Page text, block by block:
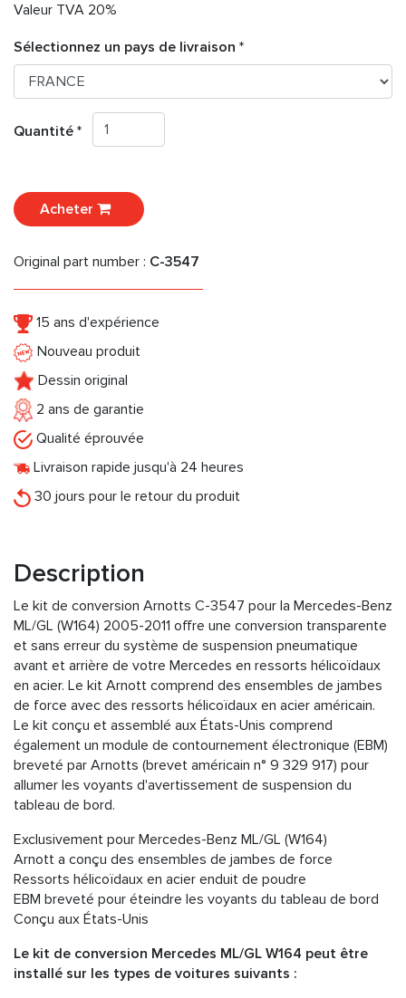
Valeur TVA 20%
Sélectionnez un pays de livraison *
Quantité *
Acheter
Original part number : C-3547
15 ans d'expérience
Nouveau produit
Dessin original
2 ans de garantie
Qualité éprouvée
Livraison rapide jusqu'à 24 heures
30 jours pour le retour du produit
Description
Le kit de conversion Arnotts C-3547 pour la Mercedes-Benz
ML/GL (W164) 2005-2011 offre une conversion transparente
et sans erreur du système de suspension pneumatique
avant et arrière de votre Mercedes en ressorts hélicoïdaux
en acier. Le kit Arnott comprend des ensembles de jambes
de force avec des ressorts hélicoïdaux en acier américain.
Le kit conçu et assemblé aux États-Unis comprend
également un module de contournement électronique (EBM)
breveté par Arnotts (brevet américain n° 9 329 917) pour
allumer les voyants d'avertissement de suspension du
tableau de bord.
Exclusivement pour Mercedes-Benz ML/GL (W164)
Arnott a conçu des ensembles de jambes de force
Ressorts hélicoïdaux en acier enduit de poudre
EBM breveté pour éteindre les voyants du tableau de bord
Conçu aux États-Unis
Le kit de conversion Mercedes ML/GL W164 peut être
installé sur les types de voitures suivants :